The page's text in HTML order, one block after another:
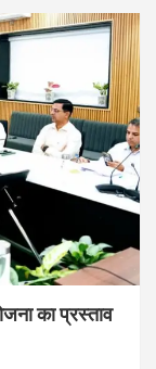
का प्रस्ताव